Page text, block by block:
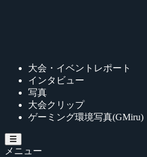
大会・イベントレポート
インタビュー
写真
大会クリップ
ゲーミング環境写真(GMiru)
メニュー